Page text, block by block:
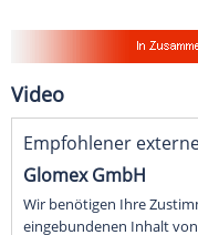
Video
Empfohlener
Glomex GmbH
Wir benötigen Ihre
eingebundenen Inhalt